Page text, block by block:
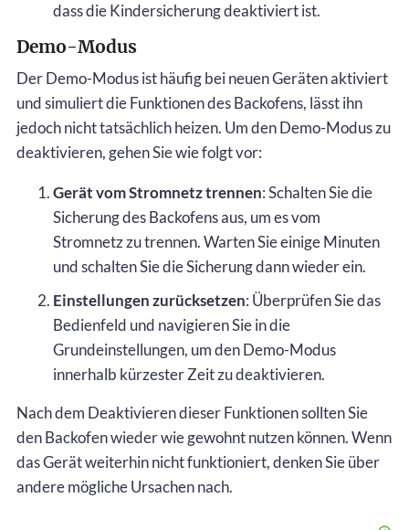
dass die Kindersicherung deaktiviert ist.
Demo-Modus
Der Demo-Modus ist häufig bei neuen Geräten aktiviert
und simuliert die Funktionen des Backofens, lässt ihn
jedoch nicht tatsächlich heizen. Um den Demo-Modus zu
deaktivieren, gehen Sie wie folgt vor:
Gerät vom Stromnetz trennen: Schalten Sie die
Sicherung des Backofens aus, um es vom
Stromnetz zu trennen. Warten Sie einige Minuten
und schalten Sie die Sicherung dann wieder ein.
Einstellungen zurücksetzen: Überprüfen Sie das
Bedienfeld und navigieren Sie in die
Grundeinstellungen, um den Demo-Modus
innerhalb kürzester Zeit zu deaktivieren.
Nach dem Deaktivieren dieser Funktionen sollten Sie
den Backofen wieder wie gewohnt nutzen können. Wenn
das Gerät weiterhin nicht funktioniert, denken Sie über
andere mögliche Ursachen nach.